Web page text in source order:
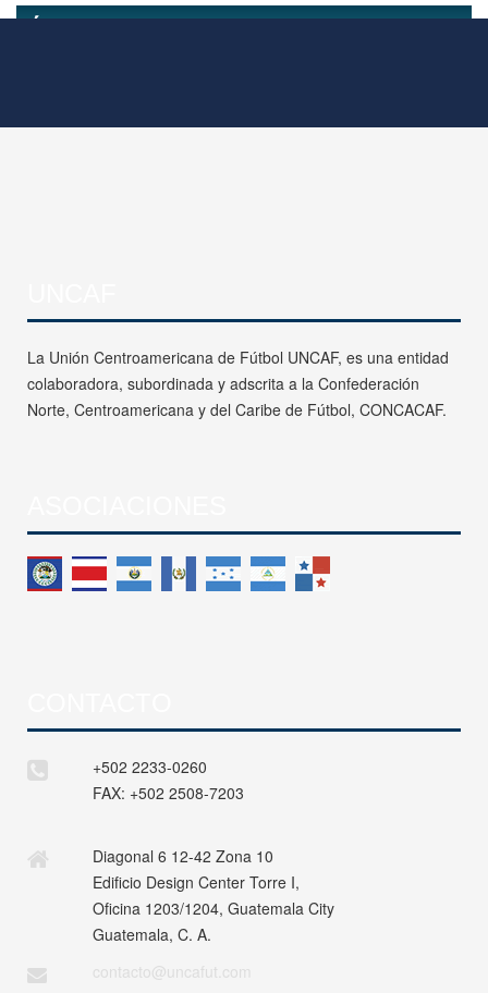
La Unión Centroamericana de Fútbol UNCAF, es una entidad
colaboradora, subordinada y adscrita a la Confederación
Norte, Centroamericana y del Caribe de Fútbol, CONCACAF.
+502 2233-0260
FAX: +502 2508-7203
Diagonal 6 12-42 Zona 10
Edificio Design Center Torre I,
Oficina 1203/1204, Guatemala City
Guatemala, C. A.
contacto@uncafut.com